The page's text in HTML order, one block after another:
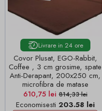
Livrare in 24 ore
Covor Plusat, EGO-Rabbit,
Coffee , 3 cm grosime, spate
Anti-Derapant, 200x250 cm,
microfibra de matase
Pret
610,75 leiPret de baza
814,33 lei
Economisesti 203.58 lei